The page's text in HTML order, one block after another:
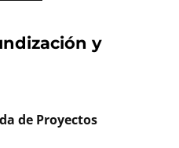
y
de Proyectos